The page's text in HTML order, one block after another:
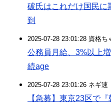
破氏はこれだけ国民
到
2025-07-28 23:01:28 資格ち
公務員月給、3%以上
続age
2025-07-28 23:01:26 ネギ速
【急募】東京23区で